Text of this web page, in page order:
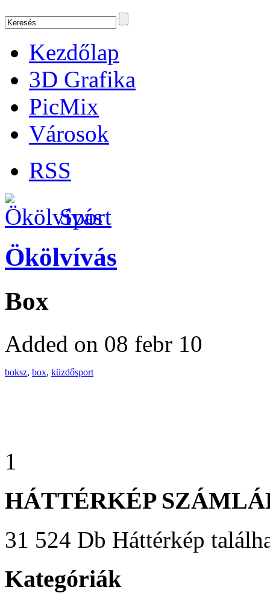
Kezdőlap
3D Grafika
PicMix
Városok
RSS
Sport
Ökölvívás
Box
Added on 08 febr 10
boksz, box, küzdősport
1
HÁTTÉRKÉP
31 524 Db Háttérkép
Kategóriák